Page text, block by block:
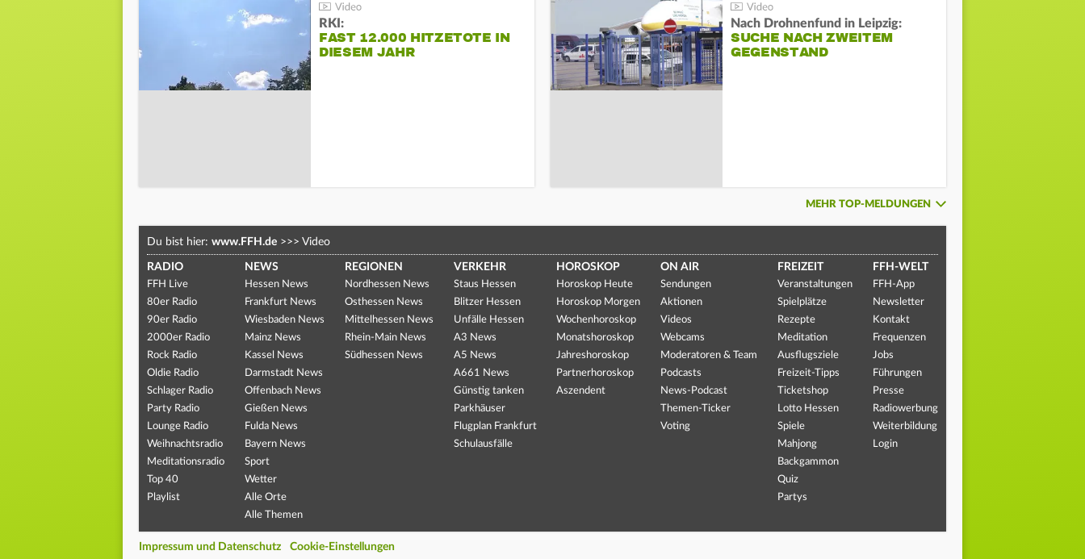
RKI:
FAST 12.000 HITZETOTE IN
DIESEM JAHR
Nach Drohnenfund in Leipzig:
SUCHE NACH ZWEITEM
GEGENSTAND
MEHR TOP-MELDUNGEN
Du bist hier: www.FFH.de >>> Video
RADIO
FFH Live
80er Radio
90er Radio
2000er Radio
Rock Radio
Oldie Radio
Schlager Radio
Party Radio
Lounge Radio
Weihnachtsradio
Meditationsradio
Top 40
Playlist
NEWS
Hessen News
Frankfurt News
Wiesbaden News
Mainz News
Kassel News
Darmstadt News
Offenbach News
Gießen News
Fulda News
Bayern News
Sport
Wetter
Alle Orte
Alle Themen
REGIONEN
Nordhessen News
Osthessen News
Mittelhessen News
Rhein-Main News
Südhessen News
VERKEHR
Staus Hessen
Blitzer Hessen
Unfälle Hessen
A3 News
A5 News
A661 News
Günstig tanken
Parkhäuser
Flugplan Frankfurt
Schulausfälle
HOROSKOP
Horoskop Heute
Horoskop Morgen
Wochenhoroskop
Monatshoroskop
Jahreshoroskop
Partnerhoroskop
Aszendent
ON AIR
Sendungen
Aktionen
Videos
Webcams
Moderatoren & Team
Podcasts
News-Podcast
Themen-Ticker
Voting
FREIZEIT
Veranstaltungen
Spielplätze
Rezepte
Meditation
Ausflugsziele
Freizeit-Tipps
Ticketshop
Lotto Hessen
Spiele
Mahjong
Backgammon
Quiz
Partys
FFH-WELT
FFH-App
Newsletter
Kontakt
Frequenzen
Jobs
Führungen
Presse
Radiowerbung
Weiterbildung
Login
Impressum und Datenschutz Cookie-Einstellungen